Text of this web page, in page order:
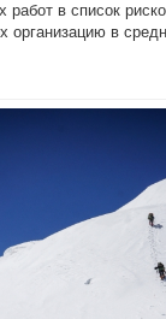
работ в список
в